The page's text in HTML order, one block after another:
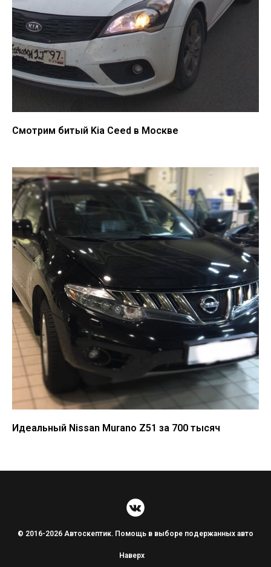
Смотрим битый Kia Ceed в Москве
Идеальный Nissan Murano Z51 за 700 тысяч
© 2016-2026 Автоскептик. Помощь в выборе подержанных авто
Наверх